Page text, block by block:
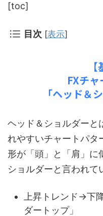
[toc]
目次 [表示]
FXチ
「ヘッド＆
ヘッド＆ショルダーと
れやすいチャートパタ
形が「頭」と「肩」に
ショルダーと言われて
上昇トレンド→下
ダートップ」